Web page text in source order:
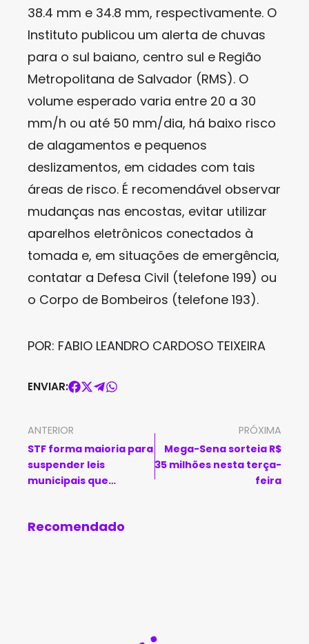
38.4 mm e 34.8 mm, respectivamente. O
Instituto publicou um alerta de chuvas
para o sul baiano, centro sul e Região
Metropolitana de Salvador (RMS). O
volume esperado varia entre 20 a 30
mm/h ou até 50 mm/dia, há baixo risco
de alagamentos e pequenos
deslizamentos, em cidades com tais
áreas de risco. É recomendável observar
mudanças nas encostas, evitar utilizar
aparelhos eletrônicos conectados à
tomada e, em situações de emergência,
contatar a Defesa Civil (telefone 199) ou
o Corpo de Bombeiros (telefone 193).
POR: FABIO LEANDRO CARDOSO TEIXEIRA
ENVIAR:
ANTERIOR
STF forma maioria para
suspender leis
municipais que
PRÓXIMA
Mega-Sena sorteia R$
35 milhões nesta terça-
feira
Recomendado